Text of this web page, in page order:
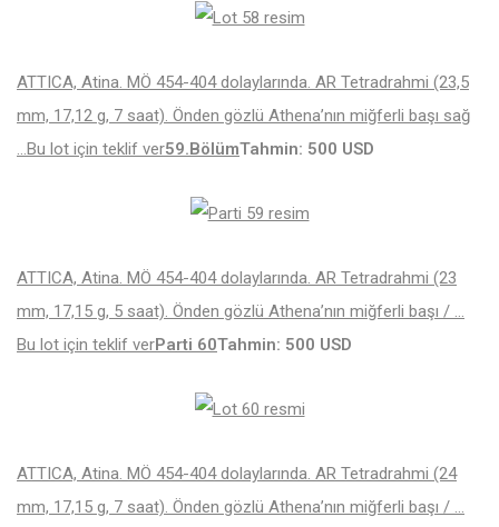
ATTICA, Atina. MÖ 454-404 dolaylarında. AR Tetradrahmi (23,5
mm, 17,12 g, 7 saat). Önden gözlü Athena’nın miğferli başı sağ
Bu lot için teklif ver59.BölümTahmin: 500 USD
ATTICA, Atina. MÖ 454-404 dolaylarında. AR Tetradrahmi (23
mm, 17,15 g, 5 saat). Önden gözlü Athena’nın miğferli başı / …
Bu lot için teklif verParti 60Tahmin: 500 USD
ATTICA, Atina. MÖ 454-404 dolaylarında. AR Tetradrahmi (24
mm, 17,15 g, 7 saat). Önden gözlü Athena’nın miğferli başı / …